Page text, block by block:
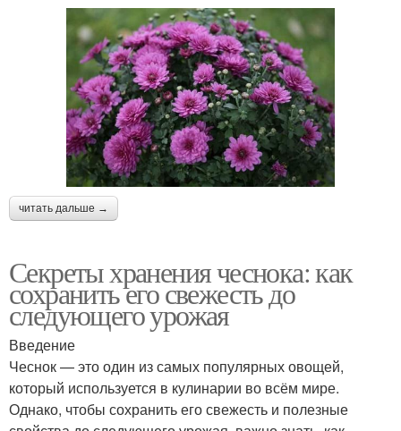
читать дальше →
Секреты хранения чеснока: как
сохранить его свежесть до
следующего урожая
Введение
Чеснок — это один из самых популярных овощей,
который используется в кулинарии во всём мире.
Однако, чтобы сохранить его свежесть и полезные